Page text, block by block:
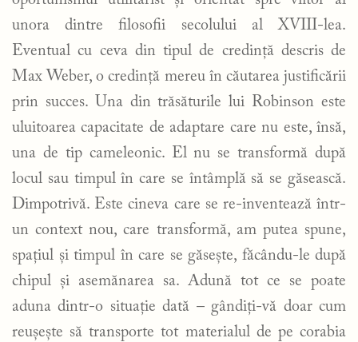
unora dintre filosofii secolului al XVIII-lea.
Eventual cu ceva din tipul de credință descris de
Max Weber, o credință mereu în căutarea justificării
prin succes. Una din trăsăturile lui Robinson este
uluitoarea capacitate de adaptare care nu este, însă,
una de tip cameleonic. El nu se transformă după
locul sau timpul în care se întâmplă să se găsească.
Dimpotrivă. Este cineva care se re-inventează într-
un context nou, care transformă, am putea spune,
spațiul și timpul în care se găsește, făcându-le după
chipul și asemănarea sa. Adună tot ce se poate
aduna dintr-o situație dată – gândiți-vă doar cum
reușește să transporte tot materialul de pe corabia